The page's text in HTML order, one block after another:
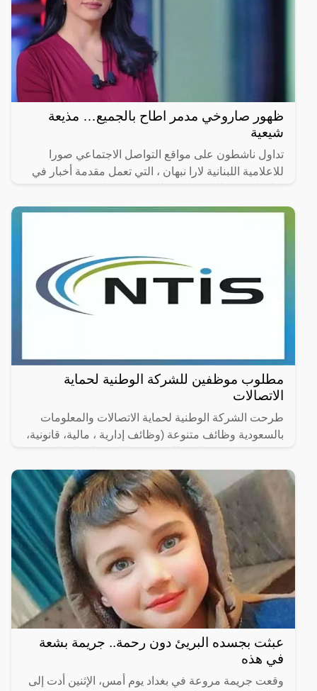
ظهور صاروخي مدمر اطاح بالجميع… مذيعة
شيعية
تداول ناشطون على مواقع التواصل الاجتماعي صورا
للاعلامية اللبنانية لارا نبهان ، التي تعمل مقدمة أخبار في
مطلوب موظفين للشركة الوطنية لحماية
الاتصالات
طرحت الشركة الوطنية لحماية الاتصالات والمعلومات
بالسعودية وظائف متنوعة (وظائف إدارية ، مالية، قانونية،
عبثت بجسده البريئ دون رحمة.. جريمة بشعة
في هذه
وقعت جريمة مروعة في بغداد يوم أمس، الإثنين أدت إلى